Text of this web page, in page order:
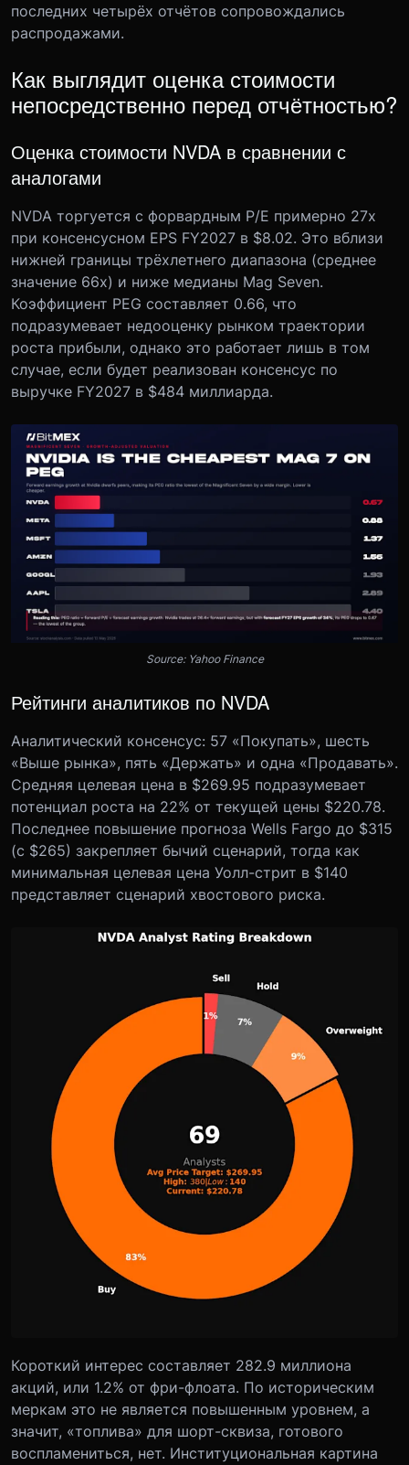
последних четырёх отчётов сопровождались
распродажами.
Как выглядит оценка стоимости
непосредственно перед отчётностью?
Оценка стоимости NVDA в сравнении с
аналогами
NVDA торгуется с форвардным P/E примерно 27x
при консенсусном EPS FY2027 в $8.02. Это вблизи
нижней границы трёхлетнего диапазона (среднее
значение 66x) и ниже медианы Mag Seven.
Коэффициент PEG составляет 0.66, что
подразумевает недооценку рынком траектории
роста прибыли, однако это работает лишь в том
случае, если будет реализован консенсус по
выручке FY2027 в $484 миллиарда.
Source: Yahoo Finance
Рейтинги аналитиков по NVDA
Аналитический консенсус: 57 «Покупать», шесть
«Выше рынка», пять «Держать» и одна «Продавать».
Средняя целевая цена в $269.95 подразумевает
потенциал роста на 22% от текущей цены $220.78.
Последнее повышение прогноза Wells Fargo до $315
(с $265) закрепляет бычий сценарий, тогда как
минимальная целевая цена Уолл-стрит в $140
представляет сценарий хвостового риска.
Короткий интерес составляет 282.9 миллиона
акций, или 1.2% от фри-флоата. По историческим
меркам это не является повышенным уровнем, а
значит, «топлива» для шорт-сквиза, готового
воспламениться, нет. Институциональная картина